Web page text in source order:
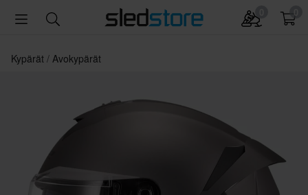
Kypärät Avokypärät